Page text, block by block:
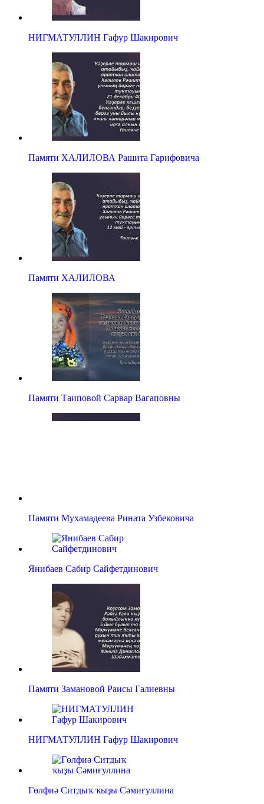
НИГМАТУЛЛИН Гафур Шакирович
Памяти ХАЛИЛОВА Рашита Гарифовича
Памяти ХАЛИЛОВА
Памяти Таиповой Сарвар Вагаповны
Памяти Мухамадеева Рината Узбековича
Янибаев Сабир Сайфетдинович
Памяти Замановой Раисы Галиевны
НИГМАТУЛЛИН Гафур Шакирович
Гөлфиә Ситдыҡ ҡыҙы Сәмиғуллина